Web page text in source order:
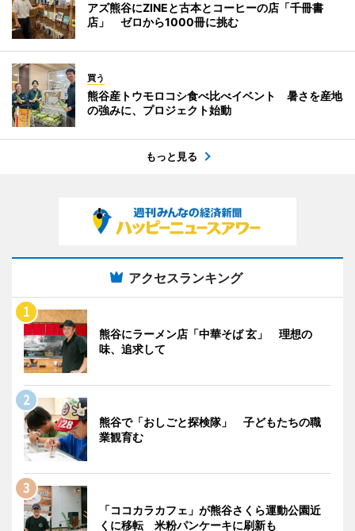
アズ熊谷にZINEと古本とコーヒーの店「千冊書
店」 ゼロから1000冊に挑む
買う
熊谷産トウモロコシ食べ比べイベント 暑さを産地
の強みに、プロジェクト始動
もっと見る
アクセスランキング
熊谷にラーメン店「中華そば 玄」 理想の
味、追求して
熊谷で「おしごと探検隊」 子どもたちの職
業観育む
「ココカラカフェ」が熊谷さくら運動公園近
くに移転 米粉パンケーキに刷新も